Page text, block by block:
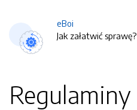
eBoi
Jak załatwić sprawę?
Regulaminy